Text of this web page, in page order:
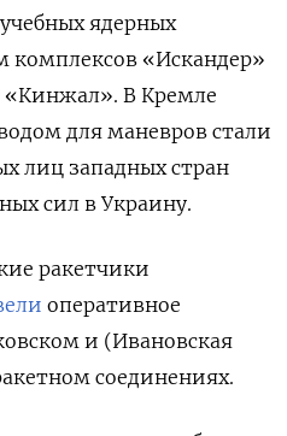
ядерных
комплексов «Искандер»
«Кинжал». В Кремле
для маневров стали
лиц западных стран
сил в Украину.
ракетчики
оперативное
и (Ивановская
соединениях.